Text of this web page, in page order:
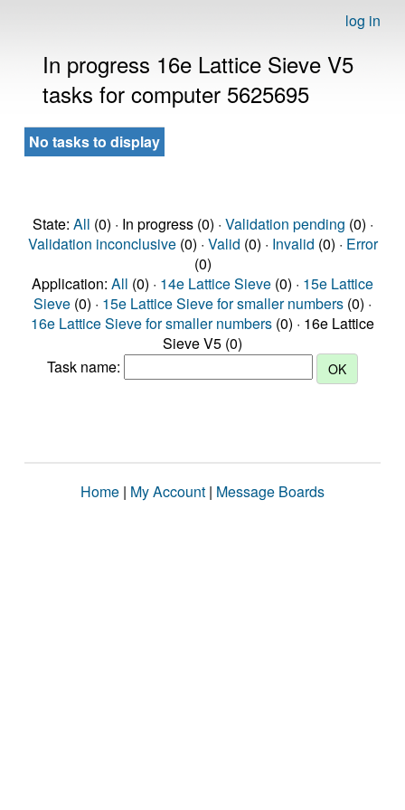
log in
In progress 16e Lattice Sieve V5
tasks for computer 5625695
No tasks to display
State: All (0) · In progress (0) · Validation pending (0) ·
Validation inconclusive(0) · Valid (0) · Invalid (0) · Error
(0)
Application: All (0) · 14e Lattice Sieve (0) · 15e Lattice
Sieve (0) · 15e Lattice Sieve for smaller numbers (0) ·
16e Lattice Sieve for smaller numbers (0) · 16e Lattice
Sieve V5 (0)
Task name:
Home | My Account | Message Boards